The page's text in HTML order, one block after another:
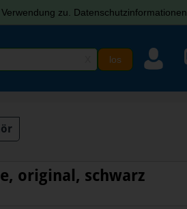
zu. Datenschutzinformationen
original, schwarz